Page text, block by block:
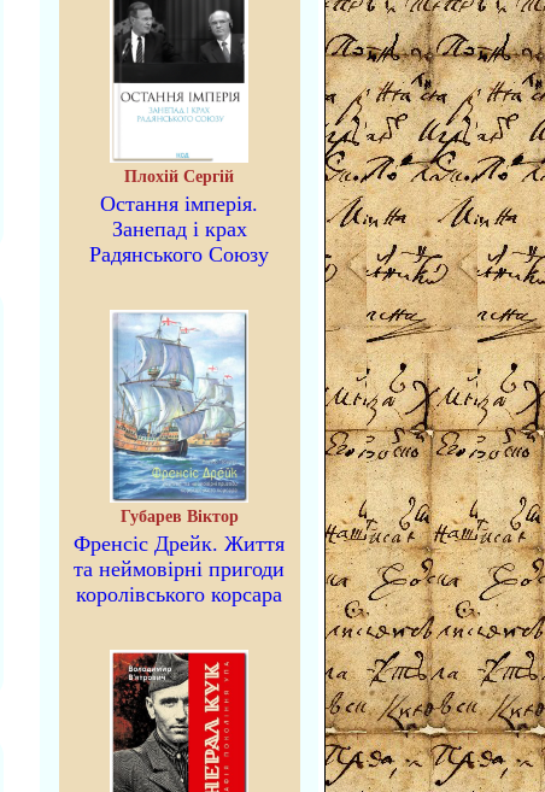
Плохій Сергій
Остання імперія.
Занепад і крах
Радянського Союзу
Губарев Віктор
Френсіс Дрейк. Життя
та неймовірні пригоди
королівського корсара